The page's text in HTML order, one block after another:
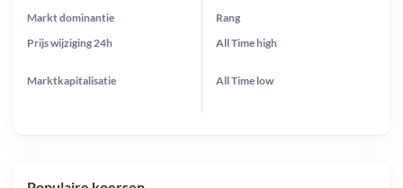
Prijs wijziging 24h
Markt dominantie
Marktkapitalisatie
Rang
All Timehigh
All Time low